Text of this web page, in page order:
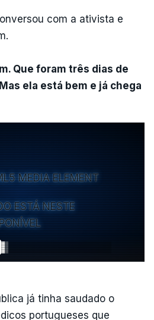
com a ativista e
Que foram três dias de
ela está bem e já chega
MEDIA ELEMENT
ESTÁ NESTE
já tinha saudado o
portugueses que